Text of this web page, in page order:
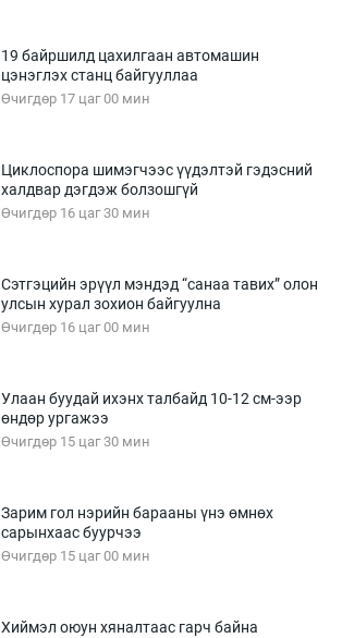
19 байршилд цахилгаан автомашин
цэнэглэх станц байгууллаа
Өчигдөр 17 цаг 00 мин
Циклоспора шимэгчээс үүдэлтэй гэдэсний
халдвар дэгдэж болзошгүй
Өчигдөр 16 цаг 30 мин
Сэтгэцийн эрүүл мэндэд “санаа тавих” олон
улсын хурал зохион байгуулна
Өчигдөр 16 цаг 00 мин
Улаан буудай ихэнх талбайд 10-12 см-ээр
өндөр ургажээ
Өчигдөр 15 цаг 30 мин
Зарим гол нэрийн барааны үнэ өмнөх
сарынхаас буурчээ
Өчигдөр 15 цаг 00 мин
Хиймэл оюун хяналтаас гарч байна